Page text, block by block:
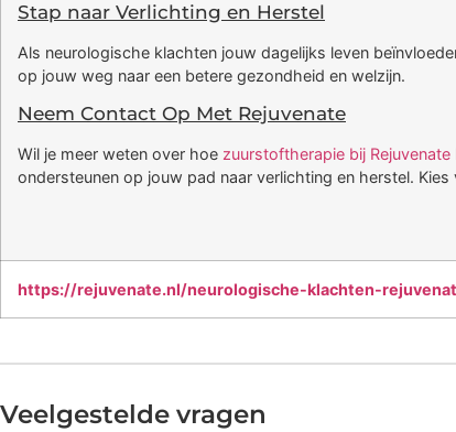
Stap naar Verlichting en Herstel
Als neurologische klachten jouw dagelijks leven
op jouw weg naar een betere gezondheid en welzijn.
Neem Contact Op Met Rejuvenate
Wil je meer weten over hoe zuurstoftherapie bij Rejuvenate
ondersteunen op jouw pad naar verlichting en herstel.
https://rejuvenate.nl/neurologische-klachten-
Veelgestelde vragen